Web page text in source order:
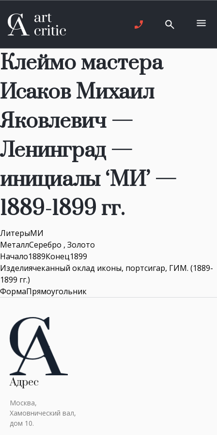
Клеймо мастера
Исаков Михаил
Яковлевич —
Ленинград —
инициалы ‘МИ’ —
1889-1899 гг.
ЛитерыМИ
МеталлСеребро , Золото
Начало1889Конец1899
Изделиячеканный оклад иконы, портсигар, ГИМ. (1889-
1899 гг.)
ФормаПрямоугольник
Адрес
Москва,
Хамовнический вал,
дом 10.